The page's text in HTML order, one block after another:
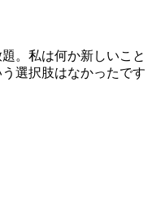
。私は何か新しいこと
選択肢はなかったです